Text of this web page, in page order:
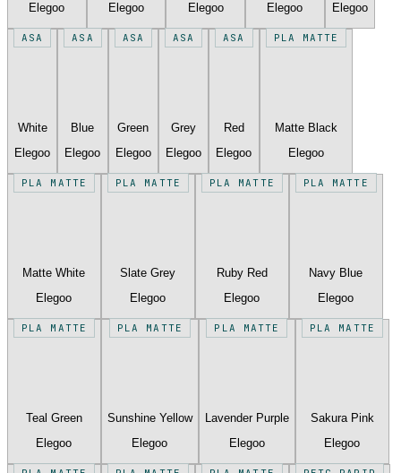
Elegoo
Elegoo
Elegoo
Elegoo
Elegoo
ASA
White
Elegoo
ASA
Blue
Elegoo
ASA
Green
Elegoo
ASA
Grey
Elegoo
ASA
Red
Elegoo
PLA MATTE
Matte Black
Elegoo
PLA MATTE
Matte White
Elegoo
PLA MATTE
Slate Grey
Elegoo
PLA MATTE
Ruby Red
Elegoo
PLA MATTE
Navy Blue
Elegoo
PLA MATTE
Teal Green
Elegoo
PLA MATTE
Sunshine Yellow
Elegoo
PLA MATTE
Lavender Purple
Elegoo
PLA MATTE
Sakura Pink
Elegoo